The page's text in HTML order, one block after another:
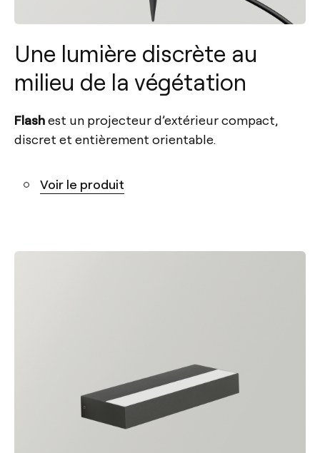
Une lumière discrète au
milieu de la végétation
Flashest un projecteur d’extérieur compact,
discret et entièrement orientable.
Voir le produit